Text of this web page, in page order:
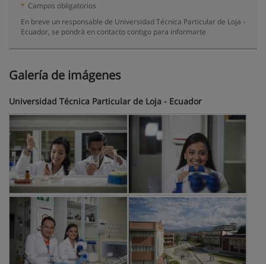
* Campos obligatorios
En breve un responsable de Universidad Técnica Particular de Loja -
Ecuador, se pondrá en contacto contigo para informarte
Galería de imágenes
Universidad Técnica Particular de Loja - Ecuador